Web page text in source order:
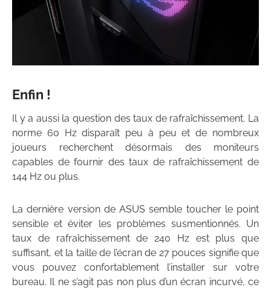
Enfin !
Il y a aussi la question des taux de rafraîchissement. La
norme 60 Hz disparaît peu à peu et de nombreux
joueurs recherchent désormais des moniteurs
capables de fournir des taux de rafraîchissement de
144 Hz ou plus.
La dernière version de ASUS semble toucher le point
sensible et éviter les problèmes susmentionnés. Un
taux de rafraîchissement de 240 Hz est plus que
suffisant, et la taille de l’écran de 27 pouces signifie que
vous pouvez confortablement l’installer sur votre
bureau. Il ne s’agit pas non plus d’un écran incurvé, ce